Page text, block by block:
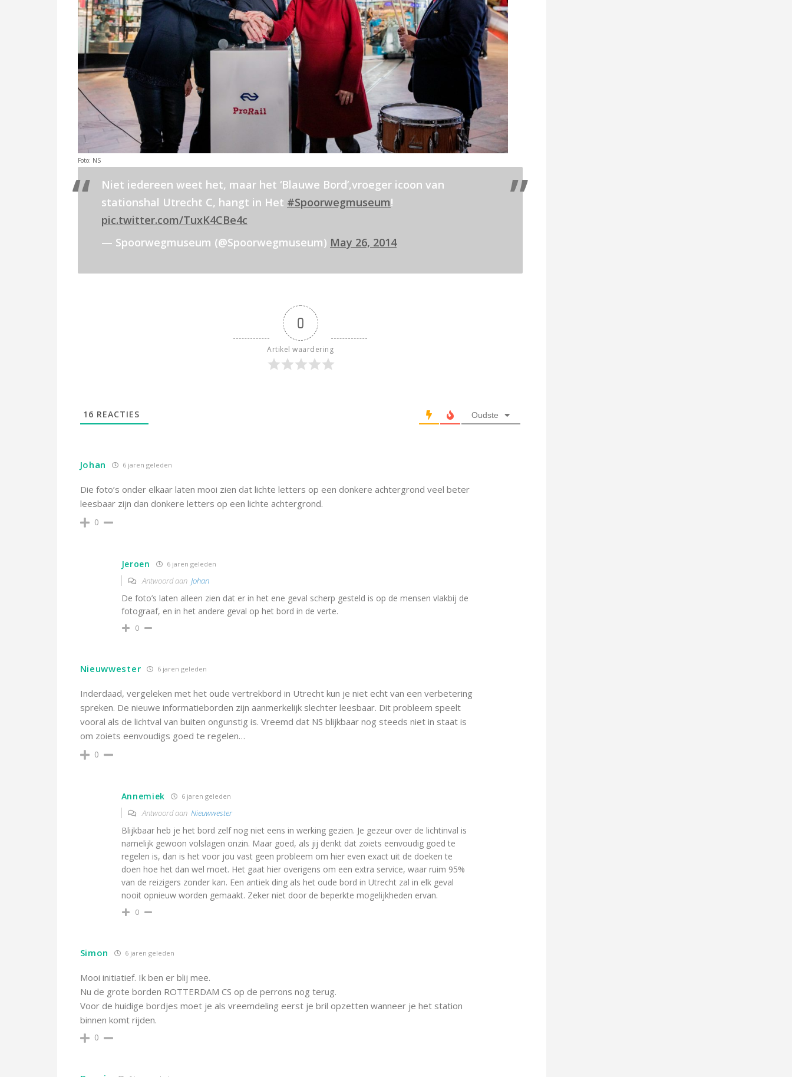
Foto: NS
Niet iedereen weet het, maar het ‘Blauwe Bord’,vroeger icoon van
stationshal Utrecht C, hangt in Het #Spoorwegmuseum!
pic.twitter.com/TuxK4CBe4c
— Spoorwegmuseum (@Spoorwegmuseum) May 26, 2014
0
Artikel waardering
16 REACTIES Oudste
Johan 6 jaren geleden
Die foto’s onder elkaar laten mooi zien dat lichte letters op een donkere achtergrond veel beter
leesbaar zijn dan donkere letters op een lichte achtergrond.
0
Jeroen 6 jaren geleden
Antwoord aan Johan
De foto’s laten alleen zien dat er in het ene geval scherp gesteld is op de mensen vlakbij de
fotograaf, en in het andere geval op het bord in de verte.
0
Nieuwwester 6 jaren geleden
Inderdaad, vergeleken met het oude vertrekbord in Utrecht kun je niet echt van een verbetering
spreken. De nieuwe informatieborden zijn aanmerkelijk slechter leesbaar. Dit probleem speelt
vooral als de lichtval van buiten ongunstig is. Vreemd dat NS blijkbaar nog steeds niet in staat is
om zoiets eenvoudigs goed te regelen…
0
Annemiek 6 jaren geleden
Antwoord aan Nieuwwester
Blijkbaar heb je het bord zelf nog niet eens in werking gezien. Je gezeur over de lichtinval is
namelijk gewoon volslagen onzin. Maar goed, als jij denkt dat zoiets eenvoudig goed te
regelen is, dan is het voor jou vast geen probleem om hier even exact uit de doeken te
doen hoe het dan wel moet. Het gaat hier overigens om een extra service, waar ruim 95%
van de reizigers zonder kan. Een antiek ding als het oude bord in Utrecht zal in elk geval
nooit opnieuw worden gemaakt. Zeker niet door de beperkte mogelijkheden ervan.
0
Simon 6 jaren geleden
Mooi initiatief. Ik ben er blij mee.
Nu de grote borden ROTTERDAM CS op de perrons nog terug.
Voor de huidige bordjes moet je als vreemdeling eerst je bril opzetten wanneer je het station
binnen komt rijden.
0